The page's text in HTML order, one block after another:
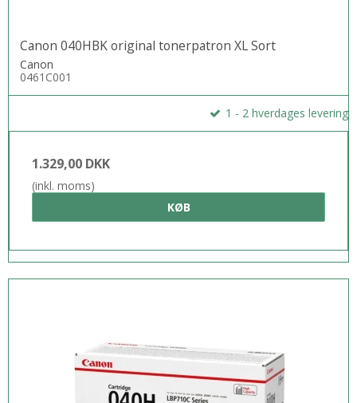
Canon 040HBK original tonerpatron XL Sort
Canon
0461C001
1 - 2 hverdages levering
1.329,00 DKK
(inkl. moms)
KØB